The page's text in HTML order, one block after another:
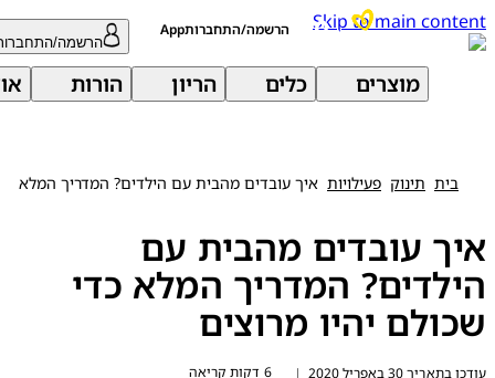
Skip to main הרשמה/התחברותApp
הרשמה/התחברות
מוצרים כלים הריון הורות
תינוק פעילויות איך עובדים מהבית עם הילדים? המדריך המלא
עובדים מהבית עם
המדריך המלא כדי
יהיו מרוצים
30 באפריל 2020 |